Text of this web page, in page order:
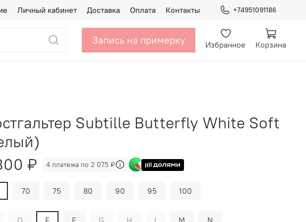
Личный кабинет Доставка Оплата Контакты +74951091186
Запись на примерку Избранное Корзина
Subtille Butterfly White Soft
₽
4 платежа по 2 075 ₽
70 75 80 90 95 100
D E F G H I M N